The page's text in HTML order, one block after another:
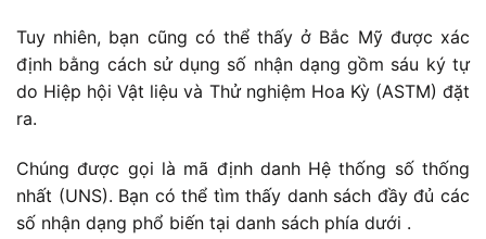
Tuy nhiên, bạn cũng có thể thấy ở Bắc Mỹ được xác
định bằng cách sử dụng số nhận dạng gồm sáu ký tự
do Hiệp hội Vật liệu và Thử nghiệm Hoa Kỳ (ASTM) đặt
ra.
Chúng được gọi là mã định danh Hệ thống số thống
nhất (UNS). Bạn có thể tìm thấy danh sách đầy đủ các
số nhận dạng phổ biến tại danh sách phía dưới .